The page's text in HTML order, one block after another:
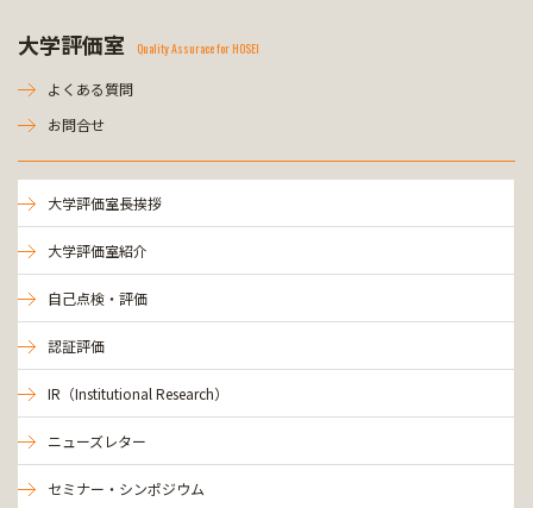
大学評価室 Quality Assurace for HOSEI
よくある質問
お問合せ
大学評価室長挨拶
大学評価室紹介
自己点検・評価
認証評価
IR（Institutional Research）
ニューズレター
セミナー・シンポジウム